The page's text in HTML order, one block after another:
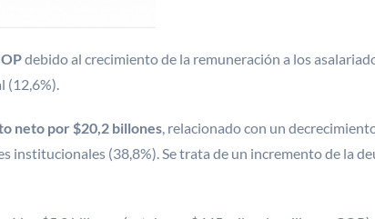
debido al crecimiento de la remuneración a los
(12,6%).
neto por $20,2 billones, relacionado con un
(38,8%). Se trata de un incremento de la